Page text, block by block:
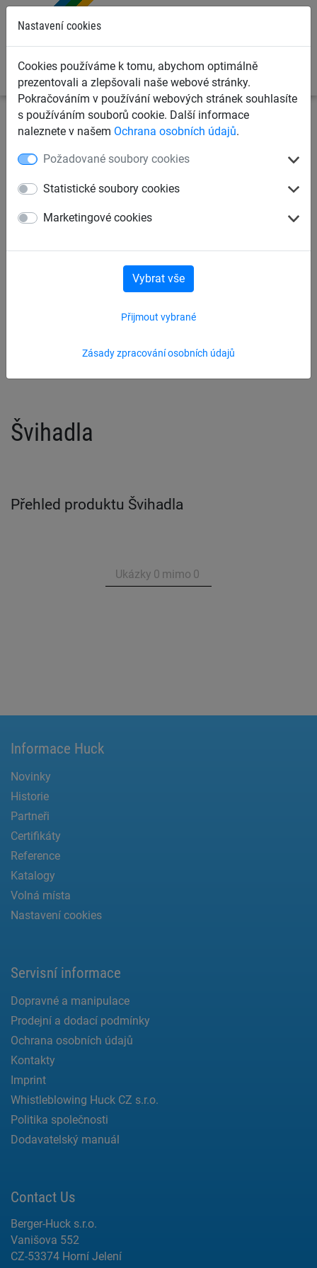
Nastavení cookies
Cookies používáme k tomu, abychom optimálně
prezentovali a zlepšovali naše webové stránky.
Pokračováním v používání webových stránek souhlasíte
s používáním souborů cookie. Další informace
naleznete v našem Ochrana osobních údajů.
Požadované soubory cookies
Statistické soubory cookies
Marketingové cookies
Zásady zpracování osobních údajů
Přijmout vybrané
Vybrat vše
Sportovní sítě Švihadla a lana Švihadla
Přetahovací lana
Gymnastická lana a kruhy
Švihadla
Přehled produktu Švihadla
Ukázky 0 mimo 0
Informace Huck
Novinky
Historie
Partneři
Certifikáty
Reference
Katalogy
Volná místa
Nastavení cookies
Servisní informace
Dopravné a manipulace
Prodejní a dodací podmínky
Ochrana osobních údajů
Kontakty
Imprint
Whistleblowing Huck CZ s.r.o.
Politika společnosti
Dodavatelský manuál
Contact Us
Berger-Huck s.r.o.
Vanišova 552
CZ-53374 Horní Jelení